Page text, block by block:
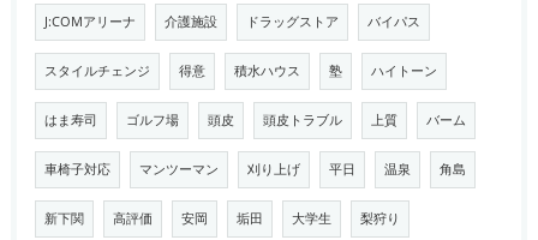
J:COMアリーナ 介護施設 ドラッグストア バイパス
スタイルチェンジ 得意 積水ハウス 塾 ハイトーン
はま寿司 ゴルフ場 頭皮 頭皮トラブル 上質 バーム
車椅子対応 マンツーマン 刈り上げ 平日 温泉 角島
新下関 高評価 安岡 垢田 大学生 梨狩り